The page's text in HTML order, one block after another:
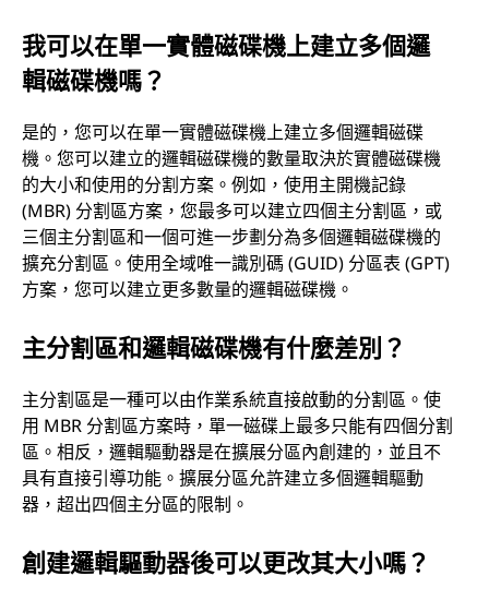
我可以在單一實體磁碟機上建立多個邏
輯磁碟機嗎？
是的，您可以在單一實體磁碟機上建立多個邏輯磁碟
機。您可以建立的邏輯磁碟機的數量取決於實體磁碟機
的大小和使用的分割方案。例如，使用主開機記錄
(MBR) 分割區方案，您最多可以建立四個主分割區，或
三個主分割區和一個可進一步劃分為多個邏輯磁碟機的
擴充分割區。使用全域唯一識別碼 (GUID) 分區表 (GPT)
方案，您可以建立更多數量的邏輯磁碟機。
主分割區和邏輯磁碟機有什麼差別？
主分割區是一種可以由作業系統直接啟動的分割區。使
用 MBR 分割區方案時，單一磁碟上最多只能有四個分割
區。相反，邏輯驅動器是在擴展分區內創建的，並且不
具有直接引導功能。擴展分區允許建立多個邏輯驅動
器，超出四個主分區的限制。
創建邏輯驅動器後可以更改其大小嗎？